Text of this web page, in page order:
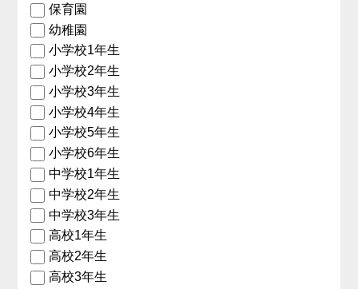
保育園
幼稚園
小学校1年生
小学校2年生
小学校3年生
小学校4年生
小学校5年生
小学校6年生
中学校1年生
中学校2年生
中学校3年生
高校1年生
高校2年生
高校3年生